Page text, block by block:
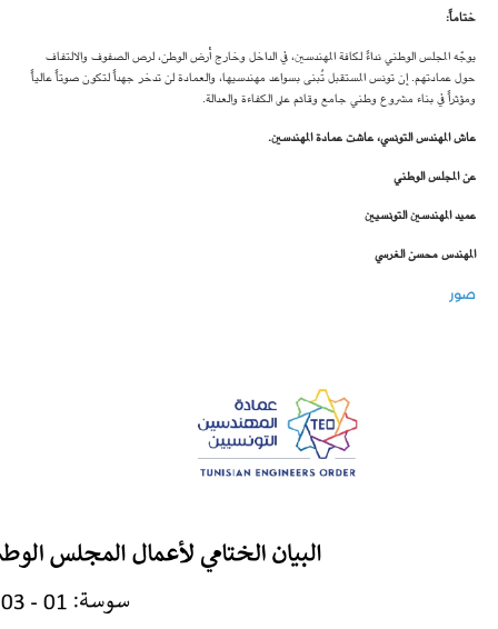
ختاماً:
يوجّه المجلس الوطني نداءً لكافة المهندسين، في الداخل وخارج أرض الوطن، لرص الصفوف والالتفاف
حول عمادتهم. إن تونس المستقبل تُبنى بسواعد مهندسيها، والعمادة لن تدخر جهداً لتكون صوتاً عالياً
ومؤثراً في بناء مشروع وطني جامع وقائم على الكفاءة والعدالة.
عاش المهندس التونسي، عاشت عمادة المهندسين.
عن المجلس الوطني
عميد المهندسين التونسيين
المهندس محسن الغرسي
صور